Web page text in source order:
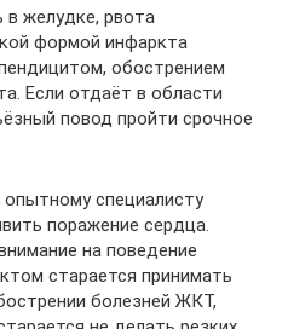
в желудке, рвота
формой инфаркта
обострением
Если отдаёт в области
повод пройти срочное
специалисту
поражение сердца.
на поведение
старается принимать
болезней ЖКТ,